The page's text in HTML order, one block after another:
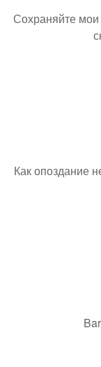
Сохраняйте
Как опоздание